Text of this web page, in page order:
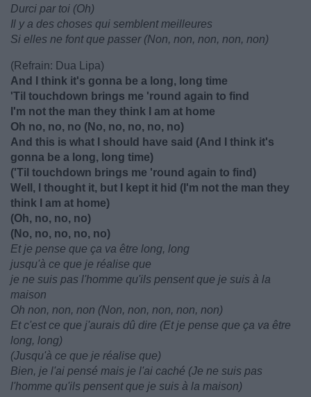
Durci par toi (Oh)
Il y a des choses qui semblent meilleures
Si elles ne font que passer (Non, non, non, non, non)
(Refrain: Dua Lipa)
And I think it's gonna be a long, long time
'Til touchdown brings me 'round again to find
I'm not the man they think I am at home
Oh no, no, no (No, no, no, no, no)
And this is what I should have said (And I think it's
gonna be a long, long time)
('Til touchdown brings me 'round again to find)
Well, I thought it, but I kept it hid (I'm not the man they
think I am at home)
(Oh, no, no, no)
(No, no, no, no, no)
Et je pense que ça va être long, long
jusqu'à ce que je réalise que
je ne suis pas l'homme qu'ils pensent que je suis à la
maison
Oh non, non, non (Non, non, non, non, non)
Et c'est ce que j'aurais dû dire (Et je pense que ça va être
long, long)
(Jusqu'à ce que je réalise que)
Bien, je l'ai pensé mais je l'ai caché (Je ne suis pas
l'homme qu'ils pensent que je suis à la maison)